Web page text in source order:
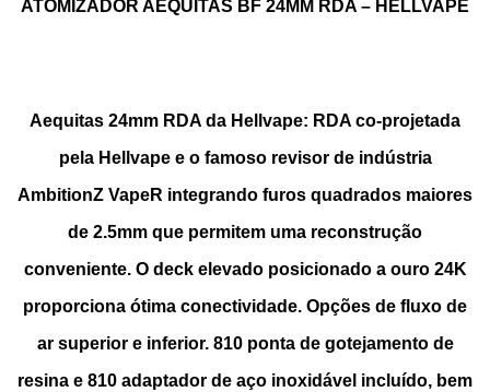
ATOMIZADOR AEQUITAS BF 24MM RDA – HELLVAPE
Aequitas 24mm RDA da Hellvape: RDA co-projetada
pela Hellvape e o famoso revisor de indústria
AmbitionZ VapeR integrando furos quadrados maiores
de 2.5mm que permitem uma reconstrução
conveniente. O deck elevado posicionado a ouro 24K
proporciona ótima conectividade. Opções de fluxo de
ar superior e inferior. 810 ponta de gotejamento de
resina e 810 adaptador de aço inoxidável incluído, bem